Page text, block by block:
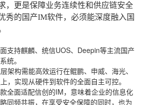
，更是保障业务连续性和供应链安全
秀的国产IM软件，必须能深度融入国
支持麒麟、统信UOS、Deepin等主流国产
统。
架构需能高效运行在鲲鹏、申威、海光、
，实现从硬件到软件的全面自主可控。
全面适配信创的IM，意味着企业的信息化
同频共振，在享受安全保障的同时，也为